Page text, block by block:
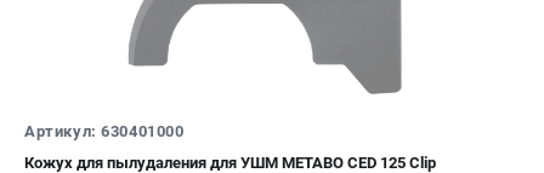
Артикул: 630401000
Кожух для пылудаления для УШМ METABO CED 125 Clip